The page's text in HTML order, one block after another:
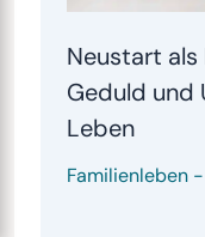
Neustart
Geduld und
Leben
Familienleben-